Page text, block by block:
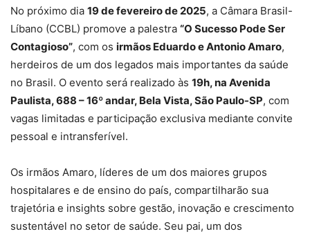
No próximo dia 19 de fevereiro de 2025, a Câmara Brasil-
Líbano (CCBL) promove a palestra “O Sucesso Pode Ser
Contagioso”, com os irmãos Eduardo e Antonio Amaro,
herdeiros de um dos legados mais importantes da saúde
no Brasil. O evento será realizado às 19h, na Avenida
Paulista, 688 – 16º andar, Bela Vista, São Paulo-SP, com
vagas limitadas e participação exclusiva mediante convite
pessoal e intransferível.
Os irmãos Amaro, líderes de um dos maiores grupos
hospitalares e de ensino do país, compartilharão sua
trajetória e insights sobre gestão, inovação e crescimento
sustentável no setor de saúde. Seu pai, um dos